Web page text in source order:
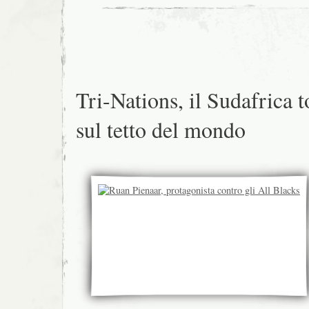
Tri-Nations, il Sudafrica
sul tetto del mondo